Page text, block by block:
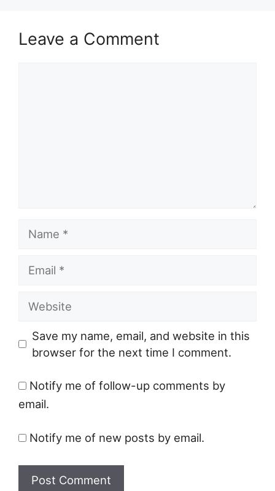
Leave a Comment
Name
Email
Website
Save my name, email, and website in this
browser for the next time I comment.
Notify me of follow-up comments by
email.
Notify me of new posts by email.